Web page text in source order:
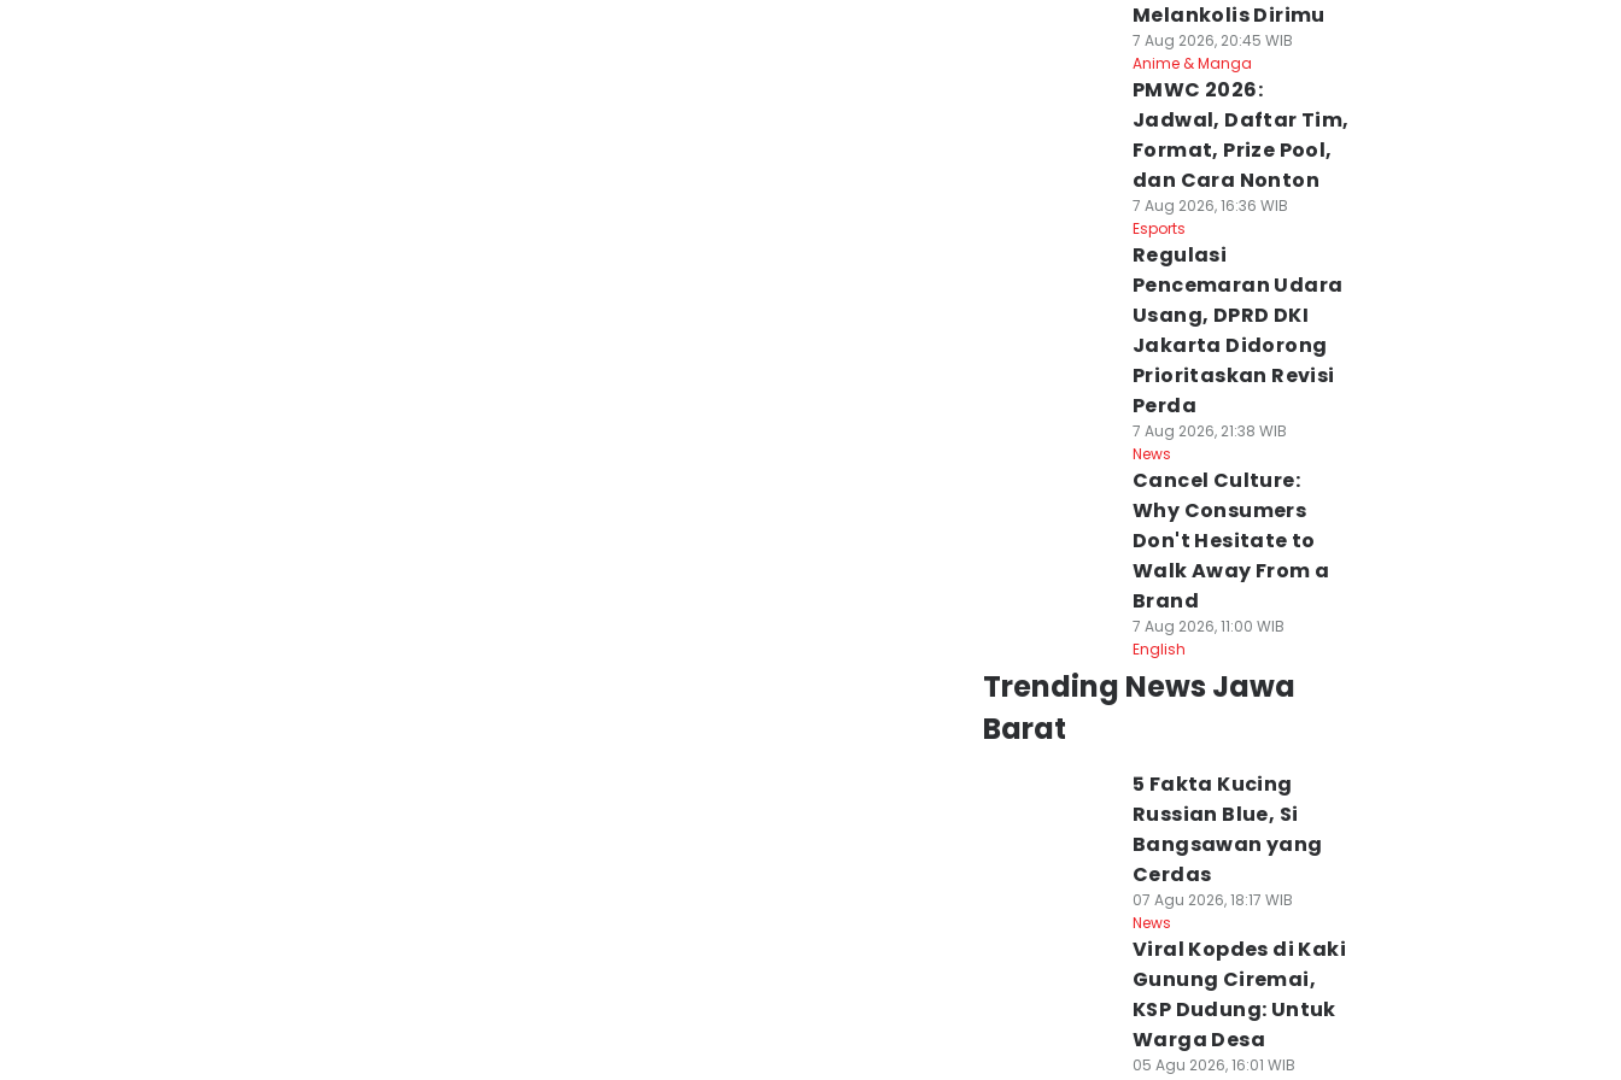
Melankolis Dirimu
7 Aug 2026, 20:45 WIB
Anime & Manga
PMWC 2026:
Jadwal, Daftar Tim,
Format, Prize Pool,
dan Cara Nonton
7 Aug 2026, 16:36 WIB
Esports
Regulasi
Pencemaran Udara
Usang, DPRD DKI
Jakarta Didorong
Prioritaskan Revisi
Perda
7 Aug 2026, 21:38 WIB
News
Cancel Culture:
Why Consumers
Don't Hesitate to
Walk Away From a
Brand
7 Aug 2026, 11:00 WIB
English
Trending News Jawa
Barat
5 Fakta Kucing
Russian Blue, Si
Bangsawan yang
Cerdas
07 Agu 2026, 18:17 WIB
News
Viral Kopdes di Kaki
Gunung Ciremai,
KSP Dudung: Untuk
Warga Desa
05 Agu 2026, 16:01 WIB